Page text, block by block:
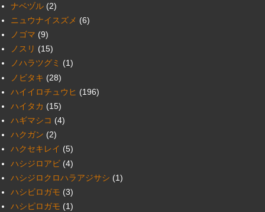
ナベヅル (2)
ニュウナイスズメ (6)
ノゴマ (9)
ノスリ (15)
ノハラツグミ (1)
ノビタキ (28)
ハイイロチュウヒ (196)
ハイタカ (15)
ハギマシコ (4)
ハクガン (2)
ハクセキレイ (5)
ハシジロアビ (4)
ハシジロクロハラアジサシ (1)
ハシビロガモ (3)
ハシピロガモ (1)